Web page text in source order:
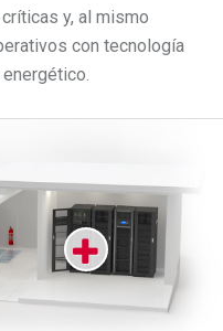
y, al mismo
con tecnología